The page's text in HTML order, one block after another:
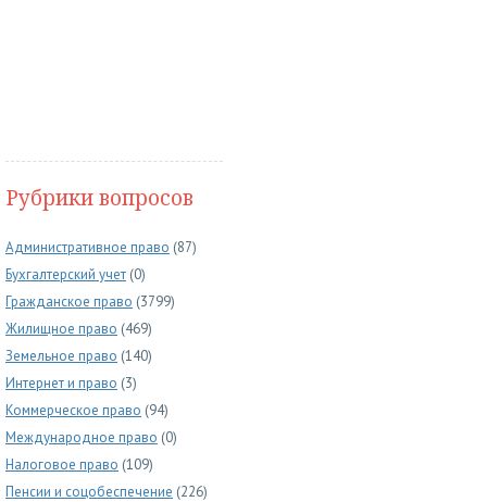
Рубрики вопросов
Административное право (87)
Бухгалтерский учет (0)
Гражданское право (3799)
Жилищное право (469)
Земельное право (140)
Интернет и право (3)
Коммерческое право (94)
Международное право (0)
Налоговое право (109)
Пенсии и соцобеспечение (226)